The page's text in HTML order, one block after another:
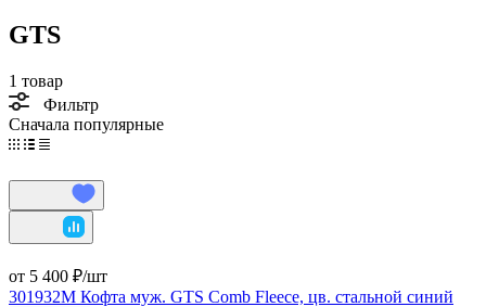
GTS
1 товар
Фильтр
Сначала популярные
от 5 400 ₽/шт
301932M Кофта муж. GTS Comb Fleece, цв. стальной синий